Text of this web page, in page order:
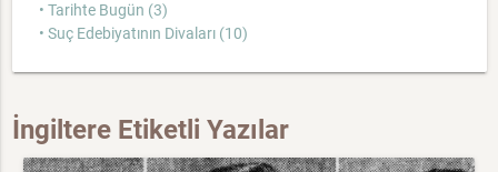
• Tarihte Bugün (3)
• Suç Edebiyatının Divaları (10)
İngiltere Etiketli Yazılar